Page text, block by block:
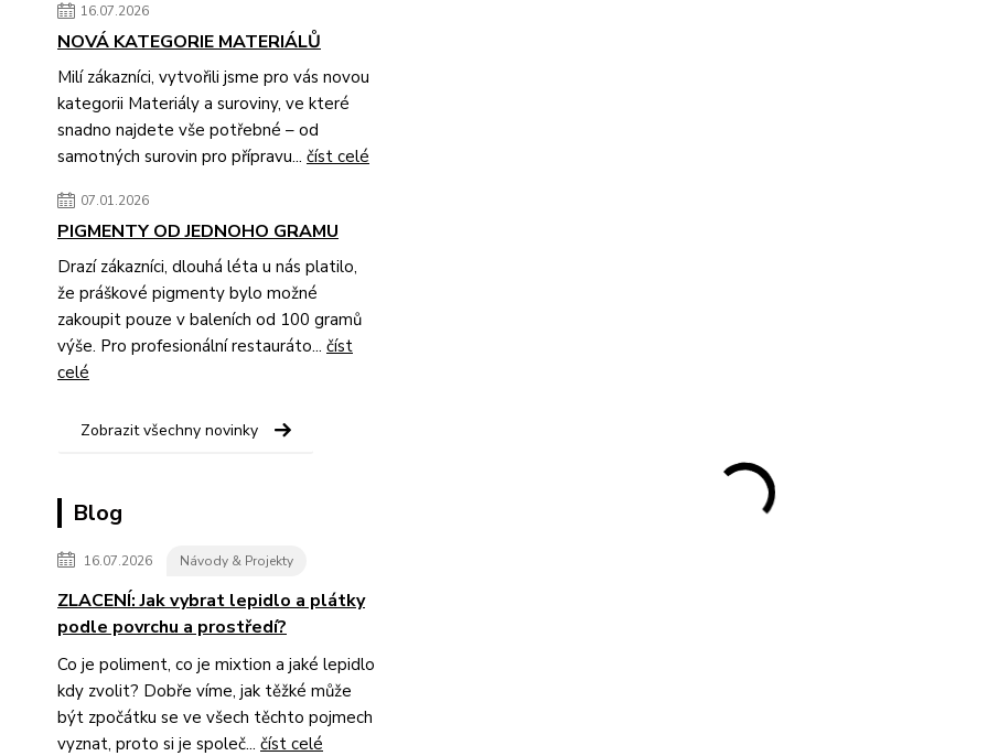
16.07.2026
NOVÁ KATEGORIE MATERIÁLŮ
Milí zákazníci, vytvořili jsme pro vás novou
kategorii Materiály a suroviny, ve které
snadno najdete vše potřebné – od
samotných surovin pro přípravu... číst celé
07.01.2026
PIGMENTY OD JEDNOHO GRAMU
Drazí zákazníci, dlouhá léta u nás platilo,
že práškové pigmenty bylo možné
zakoupit pouze v baleních od 100 gramů
výše. Pro profesionální restauráto... číst
celé
Zobrazit všechny novinky
Blog
16.07.2026 Návody & Projekty
ZLACENÍ: Jak vybrat lepidlo a plátky
podle povrchu a prostředí?
Co je poliment, co je mixtion a jaké lepidlo
kdy zvolit? Dobře víme, jak těžké může
být zpočátku se ve všech těchto pojmech
vyznat, proto si je společ... číst celé